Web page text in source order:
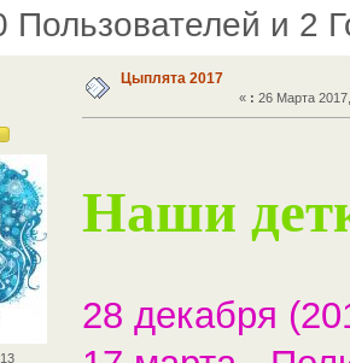
Пользователей и 2
Цыплята 2017
« : 26 Марта
Наши
28 декабря